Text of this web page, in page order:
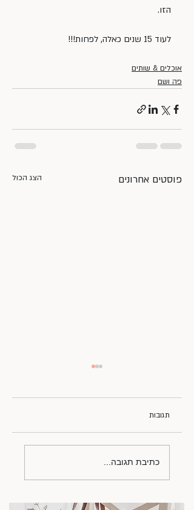
הזו.
לעוד 15 שנים כאלה, לפחות!!!
אוכלים & שותים
פה ושם
פוסטים אחרונים הצג הכול
אי וודאות בימי מלחמה
תגובות
כתיבת תגובה...